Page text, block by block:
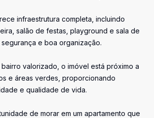
infraestrutura completa, incluindo
salão de festas, playground e sala de
e boa organização.
valorizado, o imóvel está próximo a
e áreas verdes, proporcionando
e qualidade de vida.
de morar em um apartamento que